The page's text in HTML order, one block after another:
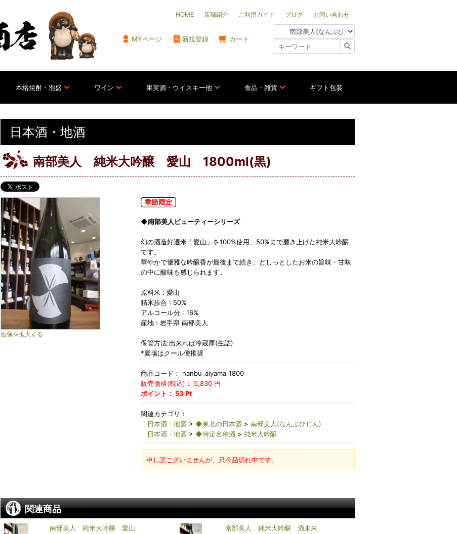
HOME 店舗紹介 ご利用ガイド ブログ お問い合わせ
MYページ 新規登録 カート
本格焼酎・泡盛 ワイン 果実酒・ウイスキー他 食品・雑貨 ギフト包装
日本酒・地酒
南部美人 純米大吟醸 愛山 1800ml(黒)
画像を拡大する
◆南部美人ビューティーシリーズ
幻の酒造好適米「愛山」を100%使用、50%まで磨き上げた純米大吟醸
です。
華やかで優雅な吟醸香が最後まで続き、どしっとしたお米の旨味・甘味
の中に酸味も感じられます。
原料米 : 愛山
精米歩合 : 50%
アルコール分 : 16%
産地 : 岩手県 南部美人
保管方法:出来れば冷蔵庫(生詰)
*夏場はクール便推奨
商品コード：
nanbu_aiyama_1800
販売価格(税込)：
5,830円
ポイント： 53 Pt
関連カテゴリ：
日本酒・地酒> ◆東北の日本酒> 南部美人(なんぶびじん)
日本酒・地酒> ◆特定名称酒> 純米大吟醸
申し訳ございませんが、只今品切れ中です。
関連商品
南部美人 純米大吟醸 愛山
南部美人 純米大吟醸 酒未来